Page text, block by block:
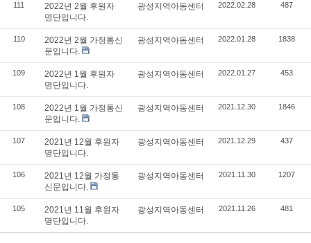
111
2022년 2월 후원자
명단입니다.
광성지역아동센터 2022.02.28 487
110
2022년 2월 가정통신
문입니다.
광성지역아동센터 2022.01.28 1838
109
2022년 1월 후원자
명단입니다.
광성지역아동센터 2022.01.27 453
108
2022년 1월 가정통신
문입니다.
광성지역아동센터 2021.12.30 1846
107
2021년 12월 후원자
명단입니다.
광성지역아동센터 2021.12.29 437
106
2021년 12월 가정통
신문입니다.
광성지역아동센터 2021.11.30 1207
105
2021년 11월 후원자
명단입니다.
광성지역아동센터 2021.11.26 481